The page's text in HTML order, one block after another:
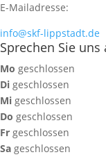
E-Mailadresse:
info@skf-lippstadt.de
Sprechen Sie uns
Mo geschlossen
Di geschlossen
Mi geschlossen
Do geschlossen
Fr geschlossen
Sa geschlossen